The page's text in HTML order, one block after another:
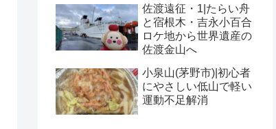
佐渡遠征・1|たらい舟
と宿根木・吉永小百合
ロケ地から世界遺産の
佐渡金山へ
小泉山(茅野市)|初心者
にやさしい低山で軽い
運動不足解消